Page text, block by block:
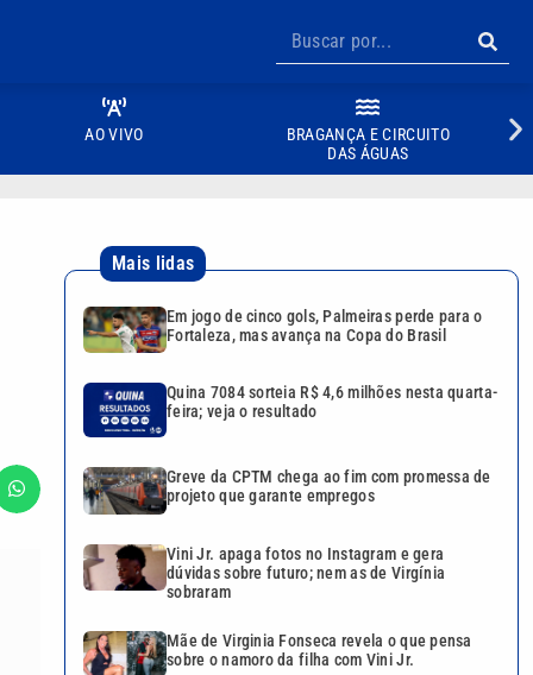
AO VIVO
BRAGANÇA E CIRCUITO
DAS ÁGUAS
Mais lidas
Em jogo de cinco gols, Palmeiras perde para o
Fortaleza, mas avança na Copa do Brasil
Quina 7084 sorteia R$ 4,6 milhões nesta quarta-
feira; veja o resultado
Greve da CPTM chega ao fim com promessa de
projeto que garante empregos
Vini Jr. apaga fotos no Instagram e gera
dúvidas sobre futuro; nem as de Virgínia
sobraram
Mãe de Virginia Fonseca revela o que pensa
sobre o namoro da filha com Vini Jr.